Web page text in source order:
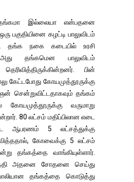
இல்லையா என்பதனை
பகுதியினை கழட்டி பாலுவிடம்
தங்க நகை கடையில் உரசி
தங்கமென பாலுவிடம்
பின்
கேட்டபோது கோயமுத்தூருக்கு
சென்றுவிட்டதாகவும் தங்கம்
கோயமுத்தூருக்கு வருமாறு
80 லட்சம் மதிப்பிலான எடை
ஆபரணம் 5 லட்சத்துக்கு
கோவைக்கு 5 லட்சம்
தங்கத்தை வாங்கியுள்ளார்.
அதனை சோதனை செய்து
தங்கத்தை கொடுத்து